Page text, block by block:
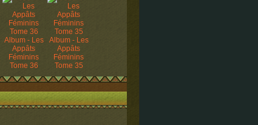
Album - Les
Appâts
Féminins
Tome 36
Album - Les
Appâts
Féminins
Tome 35